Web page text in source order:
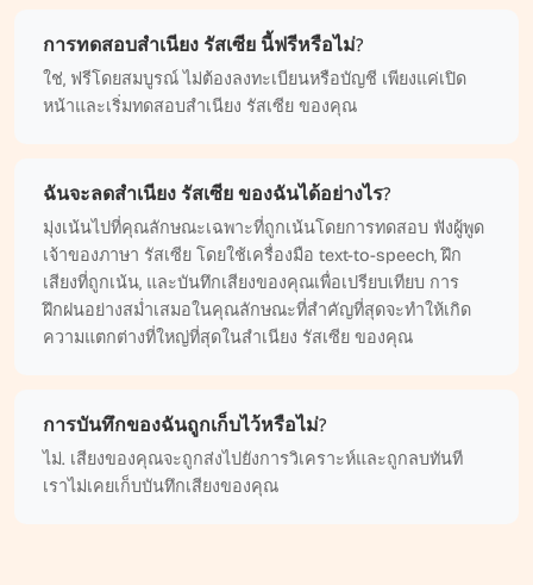
การทดสอบสำเนียง รัสเซีย นี้ฟรีหรือไม่?
ใช่, ฟรีโดยสมบูรณ์ ไม่ต้องลงทะเบียนหรือบัญชี เพียงแค่เปิด
หน้าและเริ่มทดสอบสำเนียง รัสเซีย ของคุณ
ฉันจะลดสำเนียง รัสเซีย ของฉันได้อย่างไร?
มุ่งเน้นไปที่คุณลักษณะเฉพาะที่ถูกเน้นโดยการทดสอบ ฟังผู้พูด
เจ้าของภาษา รัสเซีย โดยใช้เครื่องมือ text-to-speech, ฝึก
เสียงที่ถูกเน้น, และบันทึกเสียงของคุณเพื่อเปรียบเทียบ การ
ฝึกฝนอย่างสม่ำเสมอในคุณลักษณะที่สำคัญที่สุดจะทำให้เกิด
ความแตกต่างที่ใหญ่ที่สุดในสำเนียง รัสเซีย ของคุณ
การบันทึกของฉันถูกเก็บไว้หรือไม่?
ไม่. เสียงของคุณจะถูกส่งไปยังการวิเคราะห์และถูกลบทันที
เราไม่เคยเก็บบันทึกเสียงของคุณ